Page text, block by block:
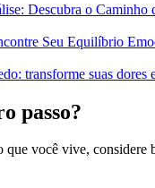
Descubra o Caminho
Seu Equilíbrio
transforme suas dores
passo?
que você vive,